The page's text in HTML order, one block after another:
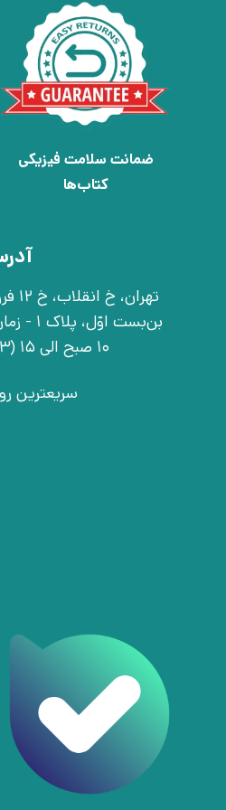
ضمانت سلامت فیزیکی
کتاب‌ها
10 صبح الی 15 (3 بعد از ظهر) - قبل از تشریف آوردن تماس بگیرید
سریعترین